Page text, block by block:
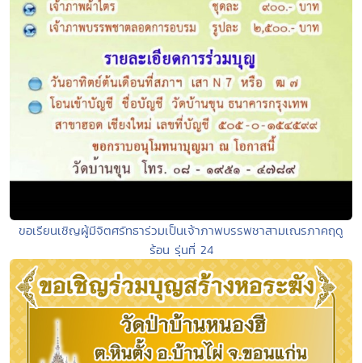
ขอเรียนเชิญผู้มีจิตศรัทธาร่วมเป็นเจ้าภาพบรรพชาสามเณรภาคฤดู
ร้อน รุ่นที่ 24